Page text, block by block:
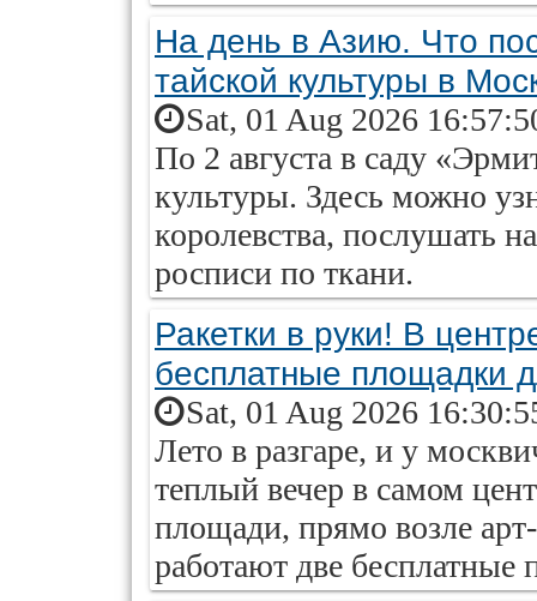
На день в Азию. Что
тайской культуры в
Sat, 01 Aug 2026
По 2 августа в саду
культуры. Здесь можно
королевства, послушать
росписи по ткани.
Ракетки в руки! В
бесплатные площадки
Sat, 01 Aug 2026
Лето в разгаре, и у
теплый вечер в самом
площади, прямо возле
работают две